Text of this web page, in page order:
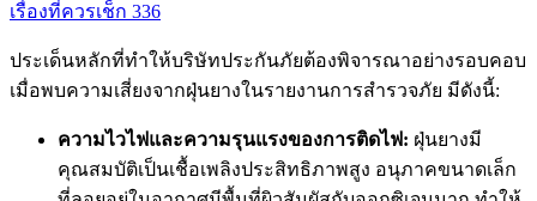
เรื่องที่ควรเช็ก 336
ประเด็นหลักที่ทำให้บริษัทประกันภัยต้องพิจารณาอย่างรอบคอบ
เมื่อพบความเสี่ยงจากฝุ่นยางในรายงานการสำรวจภัย มีดังนี้:
ความไวไฟและความรุนแรงของการติดไฟ: ฝุ่นยางมี
คุณสมบัติเป็นเชื้อเพลิงประสิทธิภาพสูง อนุภาคขนาดเล็ก